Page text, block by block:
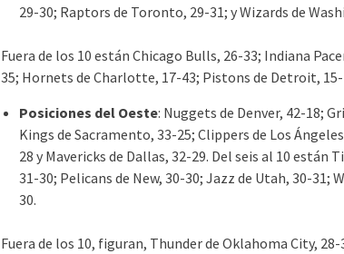
29-30; Raptors de Toronto, 29-31; y Wizards de
Fuera de los 10 están Chicago Bulls, 26-33; Indiana
35; Hornets de Charlotte, 17-43; Pistons de Detroit, 15-
Posiciones del Oeste: Nuggets de Denver, 42-18;
Kings de Sacramento, 33-25; Clippers de Los
28 y Mavericks de Dallas, 32-29. Del seis al 10 están
31-30; Pelicans de New, 30-30; Jazz de Utah, 30-31;
30.
Fuera de los 10, figuran, Thunder de Oklahoma City,